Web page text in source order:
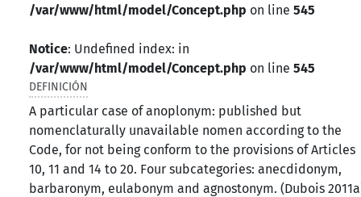
/var/www/html/model/Concept.php on line545
Notice: Undefined index: in
/var/www/html/model/Concept.php on line545
DEFINICIÓN
A particular case of anoplonym: published but
nomenclaturally unavailable nomen according to the
Code, for not being conform to the provisions of Articles
10, 11 and 14 to 20. Four subcategories: anecdidonym,
barbaronym, eulabonym and agnostonym. (Dubois